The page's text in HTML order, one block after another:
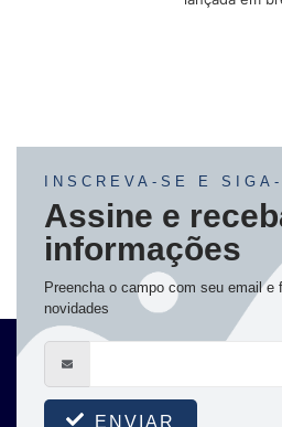
INSCREVA-SE E SIGA-
Assine e
informações
Preencha o campo com seu email e
novidades
ENVIAR